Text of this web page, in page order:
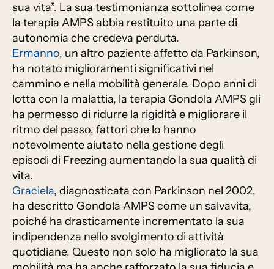
sua vita”. La sua testimonianza sottolinea come
la terapia AMPS abbia restituito una parte di
autonomia che credeva perduta.
Ermanno, un altro paziente affetto da Parkinson,
ha notato miglioramenti significativi nel
cammino e nella mobilità generale. Dopo anni di
lotta con la malattia, la terapia Gondola AMPS gli
ha permesso di ridurre la rigidità e migliorare il
ritmo del passo, fattori che lo hanno
notevolmente aiutato nella gestione degli
episodi di Freezing aumentando la sua qualità di
vita.
Graciela, diagnosticata con Parkinson nel 2002,
ha descritto Gondola AMPS come un salvavita,
poiché ha drasticamente incrementato la sua
indipendenza nello svolgimento di attività
quotidiane. Questo non solo ha migliorato la sua